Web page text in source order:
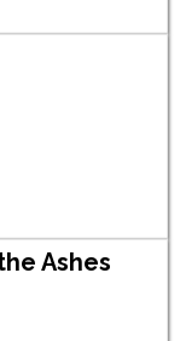
Ashes